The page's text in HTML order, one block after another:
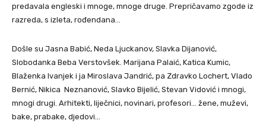
predavala engleski i mnoge, mnoge druge. Prepričavamo zgode iz
razreda, s izleta, rođendana…
Došle su Jasna Babić, Neda Ljuckanov, Slavka Dijanović,
Slobodanka Beba Verstovšek. Marijana Palaić, Katica Kumic,
Blaženka Ivanjek i ja Miroslava Jandrić, pa Zdravko Lochert, Vlado
Bernić, Nikica Neznanović, Slavko Bijelić, Stevan Vidović i mnogi,
mnogi drugi. Arhitekti, liječnici, novinari, profesori… žene, muževi,
bake, prabake, djedovi…